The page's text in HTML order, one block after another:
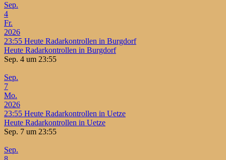
Sep.
4
Fr.
2026
23:55 Heute Radarkontrollen in Burgdorf
Heute Radarkontrollen in Burgdorf
Sep. 4 um 23:55
Sep.
7
Mo.
2026
23:55 Heute Radarkontrollen in Uetze
Heute Radarkontrollen in Uetze
Sep. 7 um 23:55
Sep.